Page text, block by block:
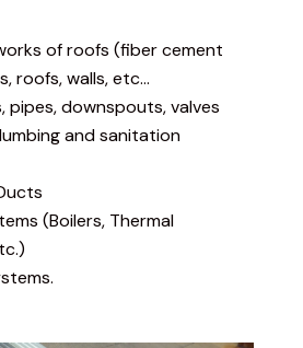
of roofs (fiber cement
roofs, walls, etc…
pipes, downspouts, valves
and sanitation
(Boilers, Thermal